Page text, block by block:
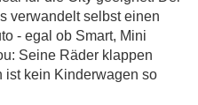
verwandelt selbst einen
- egal ob Smart, Mini
Seine Räder klappen
ist kein Kinderwagen so